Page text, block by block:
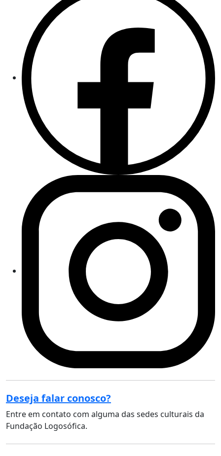
Deseja falar conosco?
Entre em contato com alguma das sedes culturais da
Fundação Logosófica.